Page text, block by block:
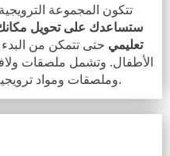
تتكون المجموعة
ستساعدك على تحويل
تعليمي حتى تتمكن من
الأطفال. وتشمل ملصقات
وملصقات ومواد ترويجية أخرى.